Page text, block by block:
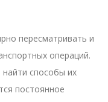
пересматривать и
операций.
способы их
постоянное